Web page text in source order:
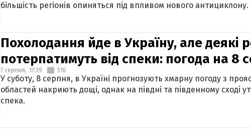
більшість регіонів опиняться під впливом нового антициклону.
Похолодання йде в Україну, але деякі
потерпатимуть від спеки: погода на 8
7 серпня, 17:39 516
У суботу, 8 серпня, в Україні прогнозують хмарну погоду з
областей накриють дощі, однак на півдні та південному сході
спека.